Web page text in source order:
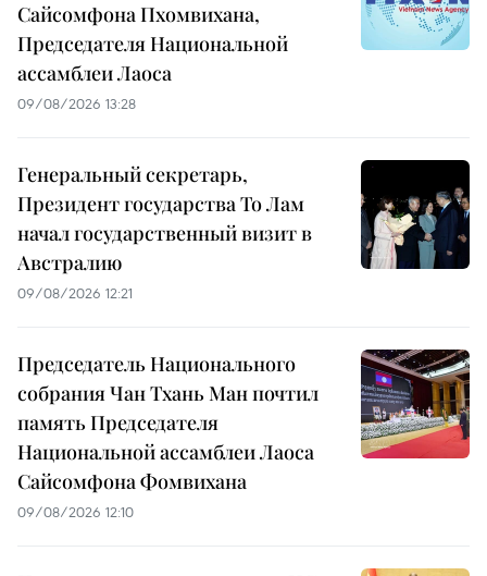
Сайсомфона Пхомвихана,
Председателя Национальной
ассамблеи Лаоса
09/08/2026 13:28
Генеральный секретарь,
Президент государства То Лам
начал государственный визит в
Австралию
09/08/2026 12:21
Председатель Национального
собрания Чан Тхань Ман почтил
память Председателя
Национальной ассамблеи Лаоса
Сайсомфона Фомвихана
09/08/2026 12:10